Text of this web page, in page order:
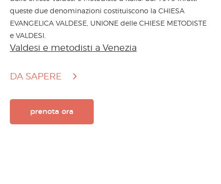
queste due denominazioni costituiscono la CHIESA
EVANGELICA VALDESE, UNIONE delle CHIESE METODISTE
e VALDESI.
Valdesi e metodisti a Venezia
DA SAPERE
prenota ora